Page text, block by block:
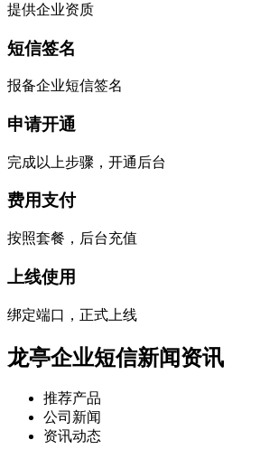
提供企业资质
短信签名
报备企业短信签名
申请开通
完成以上步骤，开通后台
费用支付
按照套餐，后台充值
上线使用
绑定端口，正式上线
龙亭企业短信新闻资讯
推荐产品
公司新闻
资讯动态